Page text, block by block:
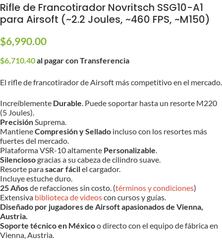
Rifle de Francotirador Novritsch SSG10-A1
para Airsoft (~2.2 Joules, ~460 FPS, ~M150)
$6,990.00
$6,710.40al pagar con Transferencia
El rifle de francotirador de Airsoft más competitivo en el mercado.
Increíblemente Durable. Puede soportar hasta un resorte M220
(5 Joules).
PrecisiónSuprema.
MantieneCompresión y Sellado incluso con los resortes más
fuertes del mercado.
Plataforma VSR-10 altamente Personalizable.
Silenciosogracias a su cabeza de cilindro suave.
Resorte parasacar fácilel cargador.
Incluye estuche duro.
25 Añosde refacciones sin costo. (términos y condiciones)
Extensiva biblioteca de videoscon cursos y guías.
Diseñado por jugadores de Airsoft apasionados de Vienna,
Austria.
Soporte técnico en Méxicoo directo con el equipo de fábrica en
Vienna, Austria.